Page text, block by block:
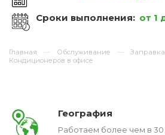
Сроки выполнения: от 1
Главная Обслуживание
Кондиционеров в офисе
География
Работаем более чем в 30